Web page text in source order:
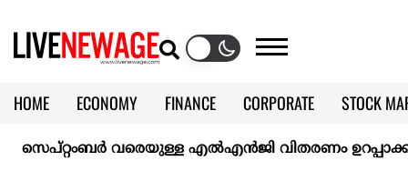
HOME ECONOMY FINANCE CORPORATE
STOCK
CALENDAR
KERALA @70
വരെയുള്ള എൽഎൻജി വിതരണം ഉറപ്പാക്കി